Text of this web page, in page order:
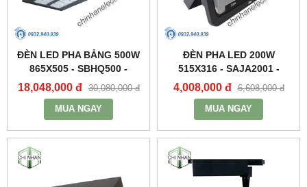
ĐÈN LED PHA BẢNG 500W
865X505 - SBHQ500 -
DUHAL
18,048,000 đ 30,080,000 đ
MUA NGAY
ĐÈN PHA LED 200W
515X316 - SAJA2001 -
DUHAL
4,008,000 đ 6,608,000 đ
MUA NGAY